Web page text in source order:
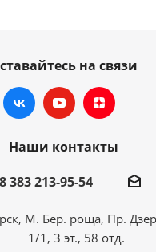
на связи
Наши контакты
8 383 213-95-54
М. Бер. роща, Пр.
1/1, 3 эт., 58 отд.